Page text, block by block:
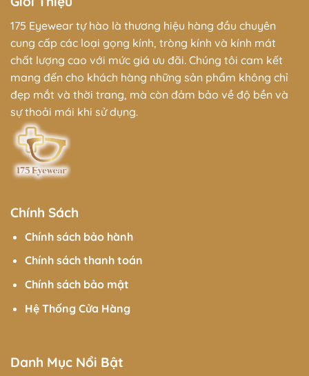
175 Eyewear tự hào là thương hiệu hàng đầu chuyên
cung cấp các loại gọng kính, tròng kính và kính mát
chất lượng cao với mức giá ưu đãi. Chúng tôi cam kết
mang đến cho khách hàng những sản phẩm không chỉ
đẹp mắt và thời trang, mà còn đảm bảo về độ bền và
sự thoải mái khi sử dụng.
Chính Sách
Chính sách bảo hành
Chính sách thanh toán
Chính sách bảo mật
Hệ Thống Cửa Hàng
Danh Mục Nổi Bật